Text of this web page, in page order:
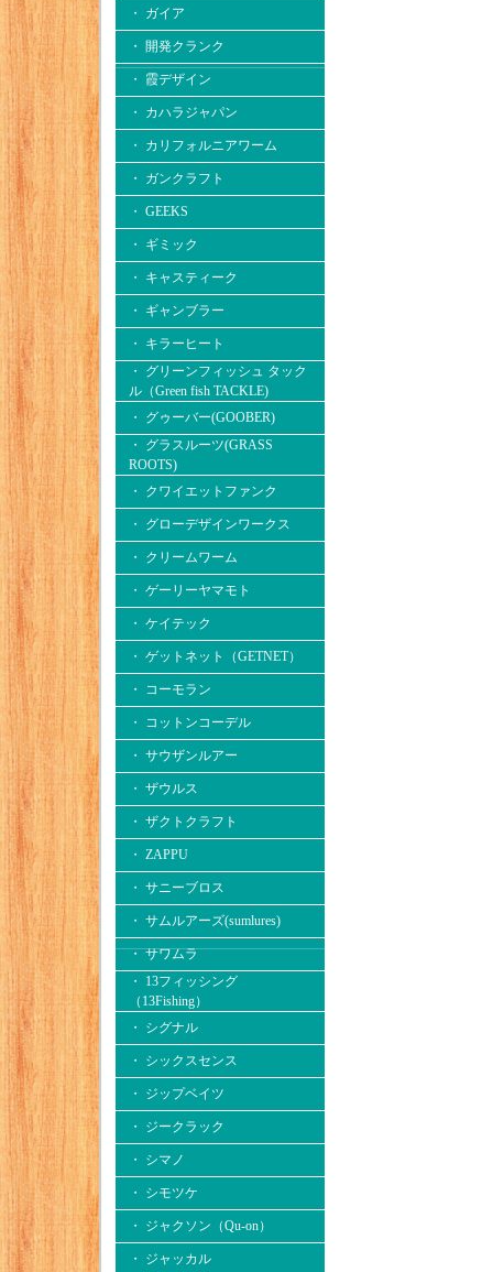
・ ガイア
・ 開発クランク
・ 霞デザイン
・ カハラジャパン
・ カリフォルニアワーム
・ ガンクラフト
・ GEEKS
・ ギミック
・ キャスティーク
・ ギャンブラー
・ キラーヒート
・ グリーンフィッシュ タック
ル（Green fish TACKLE)
・ グゥーバー(GOOBER)
・ グラスルーツ(GRASS
ROOTS)
・ クワイエットファンク
・ グローデザインワークス
・ クリームワーム
・ ゲーリーヤマモト
・ ケイテック
・ ゲットネット（GETNET）
・ コーモラン
・ コットンコーデル
・ サウザンルアー
・ ザウルス
・ ザクトクラフト
・ ZAPPU
・ サニーブロス
・ サムルアーズ(sumlures)
・ サワムラ
・ 13フィッシング
（13Fishing）
・ シグナル
・ シックスセンス
・ ジップベイツ
・ ジークラック
・ シマノ
・ シモツケ
・ ジャクソン（Qu-on）
・ ジャッカル